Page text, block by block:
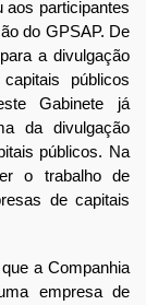
participantes
do GPSAP. De
a divulgação
públicos
Gabinete já
da divulgação
públicos. Na
o trabalho de
de capitais
a Companhia
empresa de